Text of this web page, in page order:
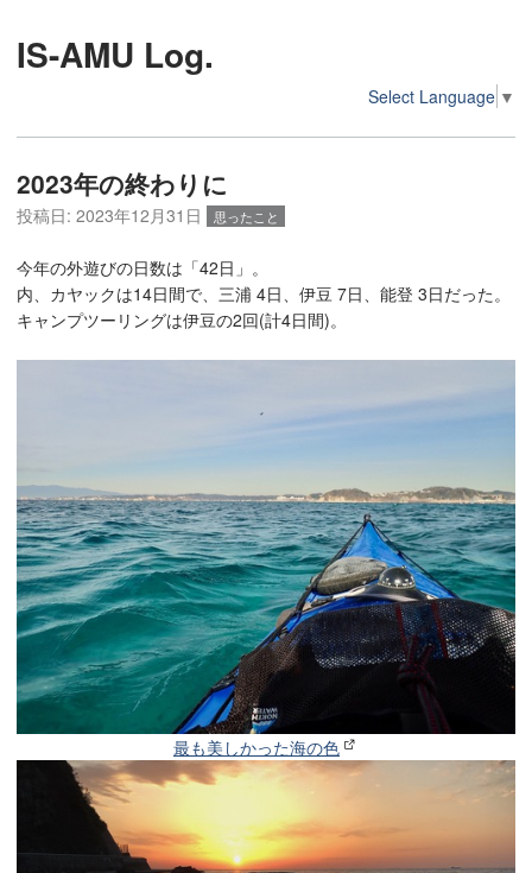
IS-AMU Log.
Select Language ▼
2023年の終わりに
投稿日: 2023年12月31日 思ったこと
今年の外遊びの日数は「42日」。
内、カヤックは14日間で、三浦 4日、伊豆 7日、能登 3日だった。
キャンプツーリングは伊豆の2回(計4日間)。
最も美しかった海の色